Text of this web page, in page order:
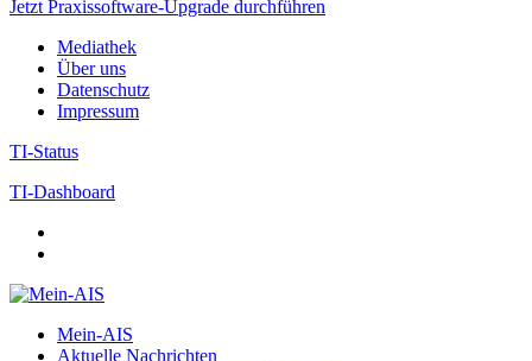
Jetzt Praxissoftware-Upgrade durchführen
Mediathek
Über uns
Datenschutz
Impressum
TI-Status
TI-Dashboard
Mein-AIS
Aktuelle Nachrichten